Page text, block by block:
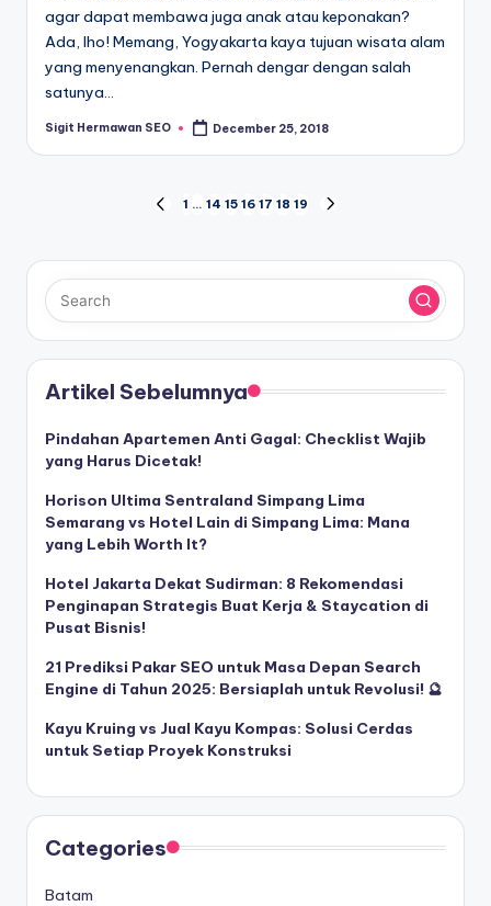
agar dapat membawa juga anak atau keponakan?
Ada, lho! Memang, Yogyakarta kaya tujuan wisata alam
yang menyenangkan. Pernah dengar dengan salah
satunya…
Posted
Sigit Hermawan SEO December 25, 2018
pagination
PREVIOUS
1 … 14 15 16 17 18 19
Artikel Sebelumnya
Pindahan Apartemen Anti Gagal: Checklist Wajib
yang Harus Dicetak!
Horison Ultima Sentraland Simpang Lima
Semarang vs Hotel Lain di Simpang Lima: Mana
yang Lebih Worth It?
Hotel Jakarta Dekat Sudirman: 8 Rekomendasi
Penginapan Strategis Buat Kerja & Staycation di
Pusat Bisnis!
21 Prediksi Pakar SEO untuk Masa Depan Search
Engine di Tahun 2025: Bersiaplah untuk Revolusi! 🔮
Kayu Kruing vs Jual Kayu Kompas: Solusi Cerdas
untuk Setiap Proyek Konstruksi
Categories
Batam